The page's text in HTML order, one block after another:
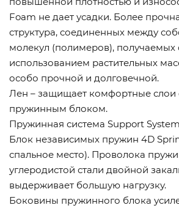
Foam не дает усадки. Более
структура, соединенных между
молекул (полимеров), получаемых
использованием растительных
особо прочной и долговечной.
Лен – защищает комфортные слои
пружинным блоком.
Пружинная система Support
Блок независимых пружин 4D
спальное место). Проволока
углеродистой стали двойной
выдерживает большую нагрузку.
Боковины пружинного блока